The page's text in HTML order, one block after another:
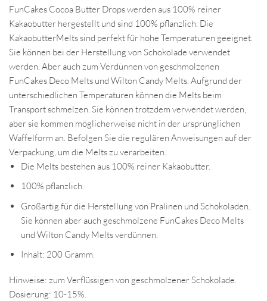
FunCakes Cocoa Butter Drops werden aus 100% reiner
Kakaobutter hergestellt und sind 100% pflanzlich. Die
KakaobutterMelts sind perfekt für hohe Temperaturen geeignet.
Sie können bei der Herstellung von Schokolade verwendet
werden. Aber auch zum Verdünnen von geschmolzenen
FunCakes Deco Melts und Wilton Candy Melts. Aufgrund der
unterschiedlichen Temperaturen können die Melts beim
Transport schmelzen. Sie können trotzdem verwendet werden,
aber sie kommen möglicherweise nicht in der ursprünglichen
Waffelform an. Befolgen Sie die regulären Anweisungen auf der
Verpackung, um die Melts zu verarbeiten.
Die Melts bestehen aus 100% reiner Kakaobutter.
100% pflanzlich.
Großartig für die Herstellung von Pralinen und Schokoladen.
Sie können aber auch geschmolzene FunCakes Deco Melts
und Wilton Candy Melts verdünnen.
Inhalt: 200 Gramm.
Hinweise: zum Verflüssigen von geschmolzener Schokolade.
Dosierung: 10-15%.